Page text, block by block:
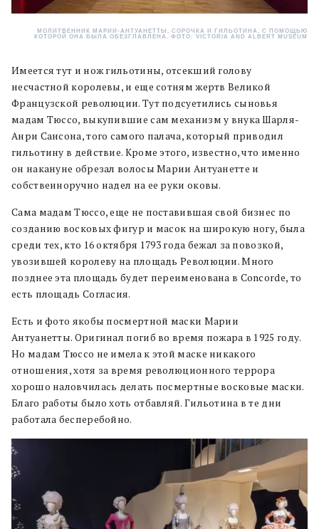
МОЛИТВЕННИК МАРИИ-АНТУАНЕТТЫ, СОРОЧКА И ГИЛЬОТИНА, С ПОМОЩЬЮ
КОТОРОЙ ОНА БЫЛА ОБЕЗГЛАВЛЕНА. ФОТО: VICTORIA AND ALBERT MUSEUM
Имеется тут и нож гильотины, отсекший голову
несчастной королевы, и еще сотням жертв Великой
Французской революции. Тут подсуетились сыновья
мадам Тюссо, выкупившие сам механизм у внука Шарля-
Анри Сансона, того самого палача, который приводил
гильотину в действие. Кроме этого, известно, что именно
он накануне обрезал волосы Марии Антуанетте и
собственноручно надел на ее руки оковы.
Сама мадам Тюссо, еще не поставившая свой бизнес по
созданию восковых фигур и масок на широкую ногу, была
среди тех, кто 16 октября 1793 года бежал за повозкой,
увозившей королеву на площадь Революции. Много
позднее эта площадь будет переименована в Concorde, то
есть площадь Согласия.
Есть и фото якобы посмертной маски Марии
Антуанетты. Оригинал погиб во время пожара в 1925 году.
Но мадам Тюссо не имела к этой маске никакого
отношения, хотя за время революционного террора
хорошо наловчилась делать посмертные восковые маски.
Благо работы было хоть отбавляй. Гильотина в те дни
работала бесперебойно.